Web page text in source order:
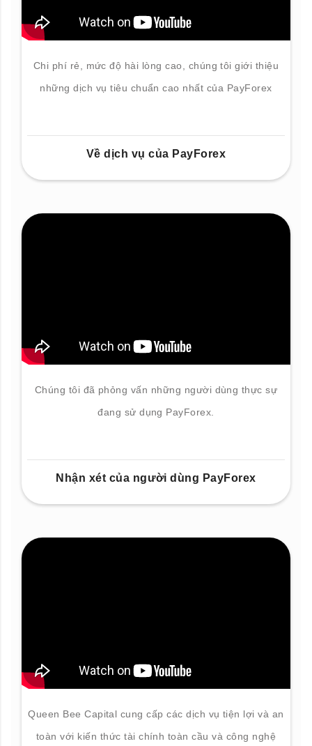
Chi phí rẻ, mức độ hài lòng cao, chúng tôi giới thiệu
những dịch vụ tiêu chuẩn cao nhất của PayForex
Về dịch vụ của PayForex
Chúng tôi đã phỏng vấn những người dùng thực sự
đang sử dụng PayForex.
Nhận xét của người dùng PayForex
Queen Bee Capital cung cấp các dịch vụ tiện lợi và an
toàn với kiến thức tài chính toàn cầu và công nghệ